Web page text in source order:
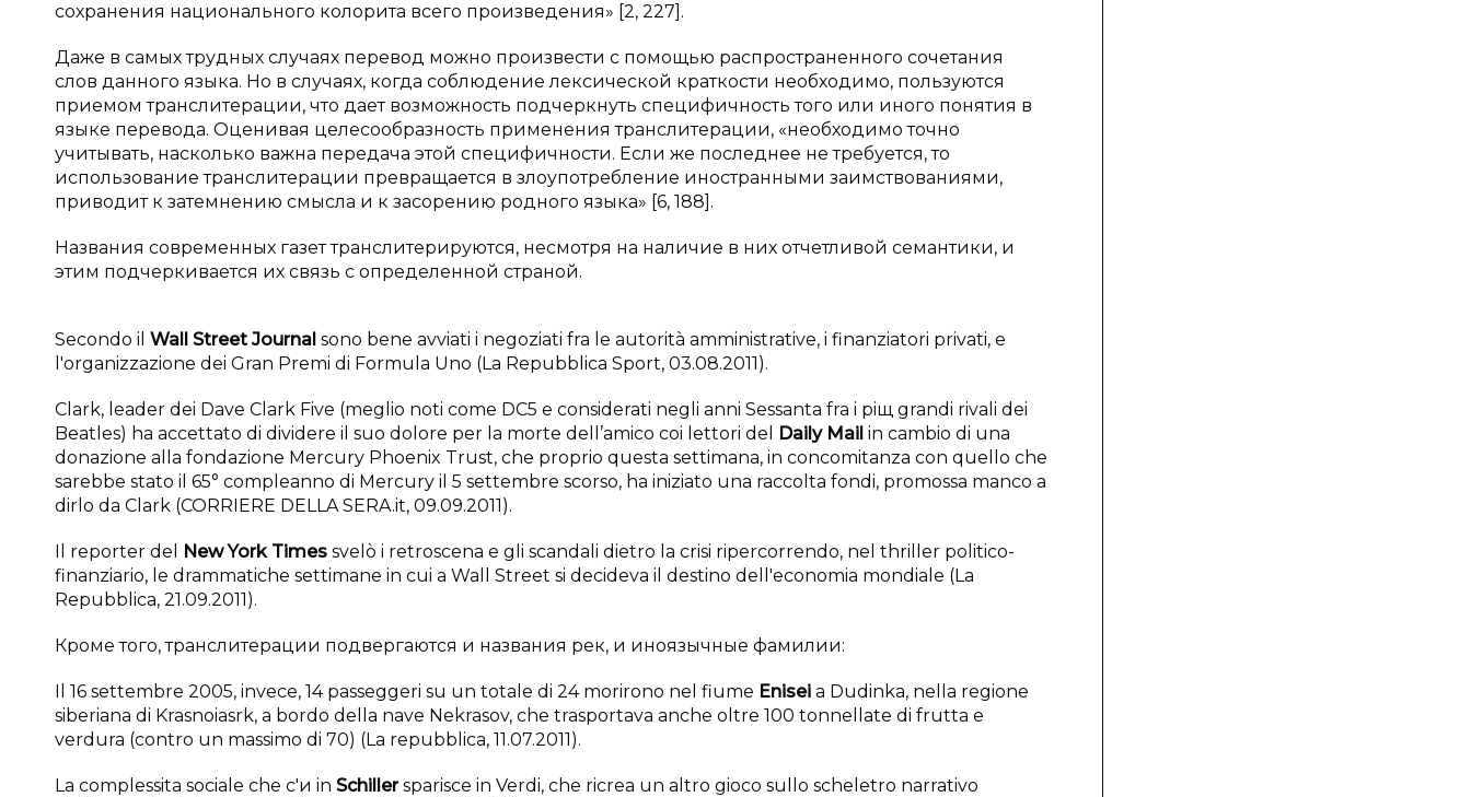
сохранения национального колорита всего произведения» [2, 227].
Даже в самых трудных случаях перевод можно произвести с помощью распространенного сочетания
слов данного языка. Но в случаях, когда соблюдение лексической краткости необходимо, пользуются
приемом транслитерации, что дает возможность подчеркнуть специфичность того или иного понятия в
языке перевода. Оценивая целесообразность применения транслитерации, «необходимо точно
учитывать, насколько важна передача этой специфичности. Если же последнее не требуется, то
использование транслитерации превращается в злоупотребление иностранными заимствованиями,
приводит к затемнению смысла и к засорению родного языка» [6, 188].
Названия современных газет транслитерируются, несмотря на наличие в них отчетливой семантики, и
этим подчеркивается их связь с определенной страной.
Secondo il Wall Street Journal sono bene avviati i negoziati fra le autorità amministrative, i finanziatori privati, e
l'organizzazione dei Gran Premi di Formula Uno (La Repubblica Sport, 03.08.2011).
C lark, leader dei Dave Clark Five (meglio noti come DC5 e considerati negli anni Sessanta fra i piщ grandi rivali dei
Beatles) ha accettato di dividere il suo dolore per la morte dell’amico coi lettori del
Daily Mail in cambio di una
donazione alla fondazione Mercury Phoenix Trust, che proprio questa settimana, in concomitanza con quello che
sarebbe stato il 65° compleanno di Mercury il 5 settembre scorso, ha iniziato una raccolta fondi, promossa manco a
dirlo da Clark (CORRIERE DELLA SERA.it, 09.09.2011).
I l reporter del New York Times svelò i retroscena e gli scandali dietro la crisi ripercorrendo, nel thriller politico-
finanziario, le drammatiche settimane in cui a Wall Street si decideva il destino dell'economia mondiale (La
Repubblica, 21.09.2011).
Кроме того, транслитерации подвергаются и названия рек, и иноязычные фамилии:
Il 16 settembre 2005, invece, 14 passeggeri su un totale di 24 morirono nel fiume Enisei a Dudinka, nella regione
siberiana di Krasnoiasrk, a bordo della nave Nekrasov, che trasportava anche oltre 100 tonnellate di frutta e
verdura (contro un massimo di 70) (La repubblica, 11.07.2011).
La complessitа sociale che c'и in Schillersparisce in Verdi, che ricrea un altro gioco sullo scheletro narrativo